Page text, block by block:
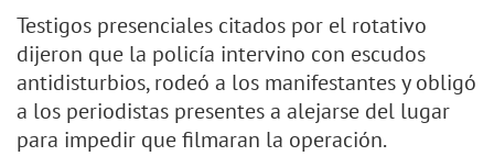
Testigos presenciales citados por el rotativo
dijeron que la policía intervino con escudos
antidisturbios, rodeó a los manifestantes y obligó
a los periodistas presentes a alejarse del lugar
para impedir que filmaran la operación.